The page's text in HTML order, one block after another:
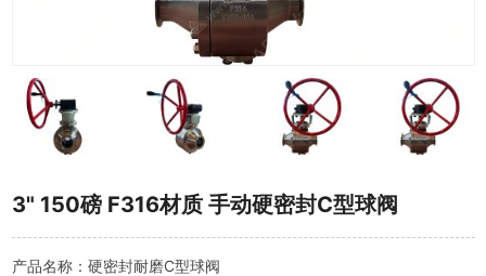
3" 150磅 F316材质 手动硬密封C型球阀
产品名称：硬密封耐磨C型球阀